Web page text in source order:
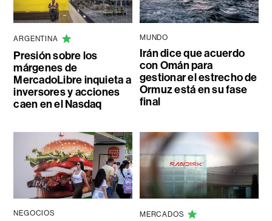
ARGENTINA
Presión sobre los
márgenes de
MercadoLibre inquieta a
inversores y acciones
caen en el Nasdaq
MUNDO
Irán dice que acuerdo
con Omán para
gestionar el estrecho de
Ormuz está en su fase
final
NEGOCIOS MERCADOS